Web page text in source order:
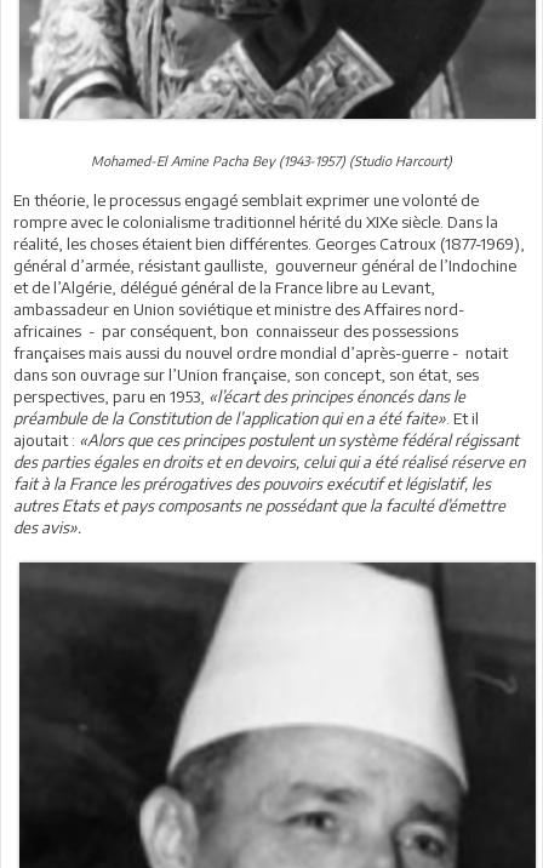
Mohamed-El Amine Pacha Bey (1943-1957) (Studio Harcourt)
En théorie, le processus engagé semblait exprimer une volonté de
rompre avec le colonialisme traditionnel hérité du XIXe siècle. Dans la
réalité, les choses étaient bien différentes. Georges Catroux (1877-1969),
général d’armée, résistant gaulliste, gouverneur général de l’Indochine
et de l’Algérie, délégué général de la France libre au Levant,
ambassadeur en Union soviétique et ministre des Affaires nord-
africaines - par conséquent, bon connaisseur des possessions
françaises mais aussi du nouvel ordre mondial d’après-guerre - notait
dans son ouvrage sur l’Union française, son concept, son état, ses
perspectives, paru en 1953, «l’écart des principes énoncés dans le
préambule de la Constitution de l’application qui en a été faite» . Et il
ajoutait : «Alors que ces principes postulent un système fédéral régissant
des parties égales en droits et en devoirs, celui qui a été réalisé réserve en
fait à la France les prérogatives des pouvoirs exécutif et législatif, les
autres Etats et pays composants ne possédant que la faculté d’émettre
des avis».